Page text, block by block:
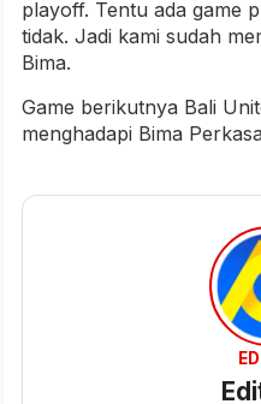
playoff. Tentu ada game
tidak. Jadi kami sudah
Bima.
Game berikutnya Bali
menghadapi Bima